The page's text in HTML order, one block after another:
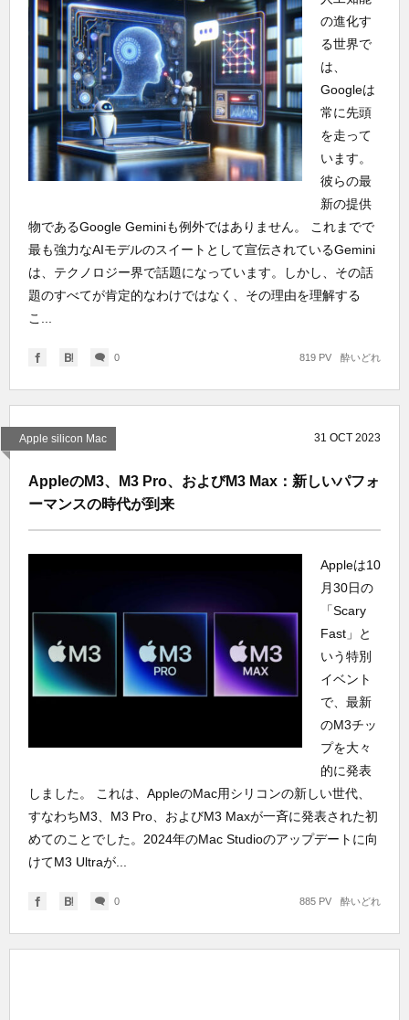
の進化す
る世界で
は、
Googleは
常に先頭
を走って
います。
彼らの最
新の提供
物であるGoogle Geminiも例外ではありません。 これまでで
最も強力なAIモデルのスイートとして宣伝されているGemini
は、テクノロジー界で話題になっています。しかし、その話
題のすべてが肯定的なわけではなく、その理由を理解する
こ...
0 酔いどれ
819 PV
Apple silicon Mac 31 OCT 2023
AppleのM3、M3 Pro、およびM3 Max：新しいパフォ
ーマンスの時代が到来
Appleは10
月30日の
「Scary
Fast」と
いう特別
イベント
で、最新
のM3チッ
プを大々
的に発表
しました。 これは、AppleのMac用シリコンの新しい世代、
すなわちM3、M3 Pro、およびM3 Maxが一斉に発表された初
めてのことでした。2024年のMac Studioのアップデートに向
けてM3 Ultraが...
0 酔いどれ
885 PV